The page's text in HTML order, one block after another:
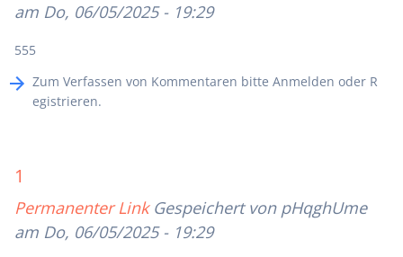
am Do, 06/05/2025 - 19:29
555
Zum Verfassen von Kommentaren bitte Anmelden oder R
egistrieren.
1
Permanenter Link Gespeichert von pHqghUme
am Do, 06/05/2025 - 19:29